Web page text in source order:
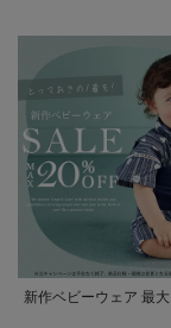
新作ベビーウェア 最